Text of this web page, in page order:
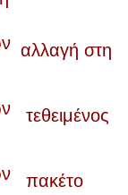
αλλαγή στη
τεθειμένος
πακέτο